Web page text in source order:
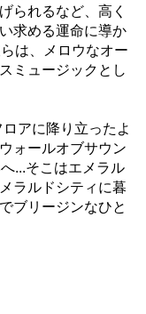
られるなど、高く
求める運命に導か
は、メロウなオー
ミュージックとし
アに降り立ったよ
ォールオブサウン
...そこはエメラル
ラルドシティに暮
ブリージンなひと